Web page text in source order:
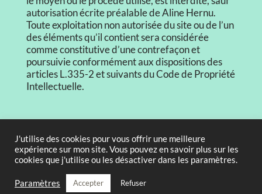
autorisation écrite préalable de Aline Hernu.
Toute exploitation non autorisée du site ou de l’un
des éléments qu’il contient sera considérée
comme constitutive d’une contrefaçon et
poursuivie conformément aux dispositions des
articles L.335-2 et suivants du Code de Propriété
Intellectuelle.
Mentions légales
Politique de confidentialité
J'utilise des cookies pour vous offrir une meilleure
expérience sur mon site. Vous pouvez en savoir plus sur les
cookies que j'utilise ou les désactiver dans les paramètres.
Paramètres Accepter Refuser